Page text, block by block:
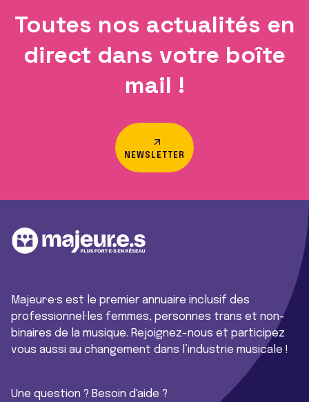
Toutes nos actualités en
direct dans votre boîte
mail !
NEWSLETTER
Majeur·e·s est le premier annuaire inclusif des
professionnel·les femmes, personnes trans et non-
binaires de la musique. Rejoignez-nous et participez
vous aussi au changement dans l’industrie musicale !
Une question ? Besoin d'aide ?